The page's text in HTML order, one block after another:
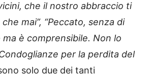
che il nostro abbraccio ti
mai”, “Peccato, senza di
ma è comprensibile. Non lo
per la perdita del
solo due dei tanti